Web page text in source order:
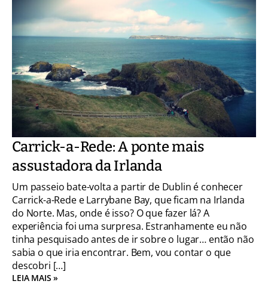
Carrick-a-Rede: A ponte mais
assustadora da Irlanda
Um passeio bate-volta a partir de Dublin é conhecer
Carrick-a-Rede e Larrybane Bay, que ficam na Irlanda
do Norte. Mas, onde é isso? O que fazer lá? A
experiência foi uma surpresa. Estranhamente eu não
tinha pesquisado antes de ir sobre o lugar… então não
sabia o que iria encontrar. Bem, vou contar o que
descobri […]
LEIA MAIS »